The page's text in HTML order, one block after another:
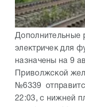
Дополнительные
электричек для
назначены на 9
Приволжской
№6339
22:03, с нижней